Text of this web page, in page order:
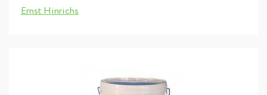
Ernst Hinrichs